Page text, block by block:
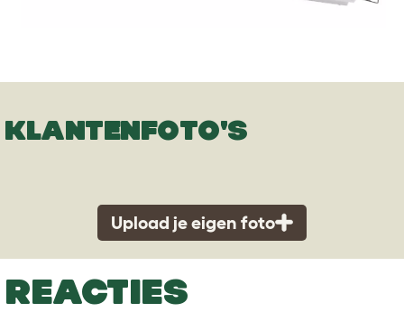
KLANTENFOTO'S
Upload je eigen foto
REACTIES